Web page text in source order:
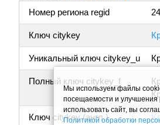
Номер региона regid
24
Ключ citykey
Уникальный ключ citykey_u
Полный ключ citykey_f
Ключ citykey (англ.)
Мы используем файлы
посещаемости и
использовать сайт, вы
Политикой обработки